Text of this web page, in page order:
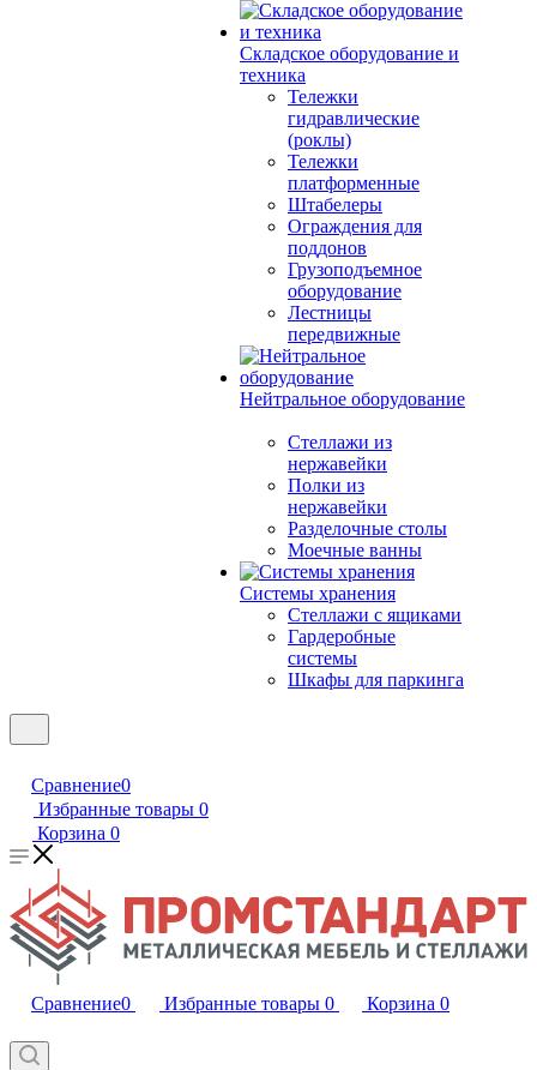
Складское оборудование и
техника
Тележки
гидравлические
(роклы)
Тележки
платформенные
Штабелеры
Ограждения для
поддонов
Грузоподъемное
оборудование
Лестницы
передвижные
Нейтральное оборудование
Стеллажи из
нержавейки
Полки из
нержавейки
Разделочные столы
Моечные ванны
Системы хранения
Стеллажи с ящиками
Гардеробные
системы
Шкафы для паркинга
Сравнение0
Избранные товары 0
Корзина 0
Сравнение0 Избранные товары 0 Корзина 0